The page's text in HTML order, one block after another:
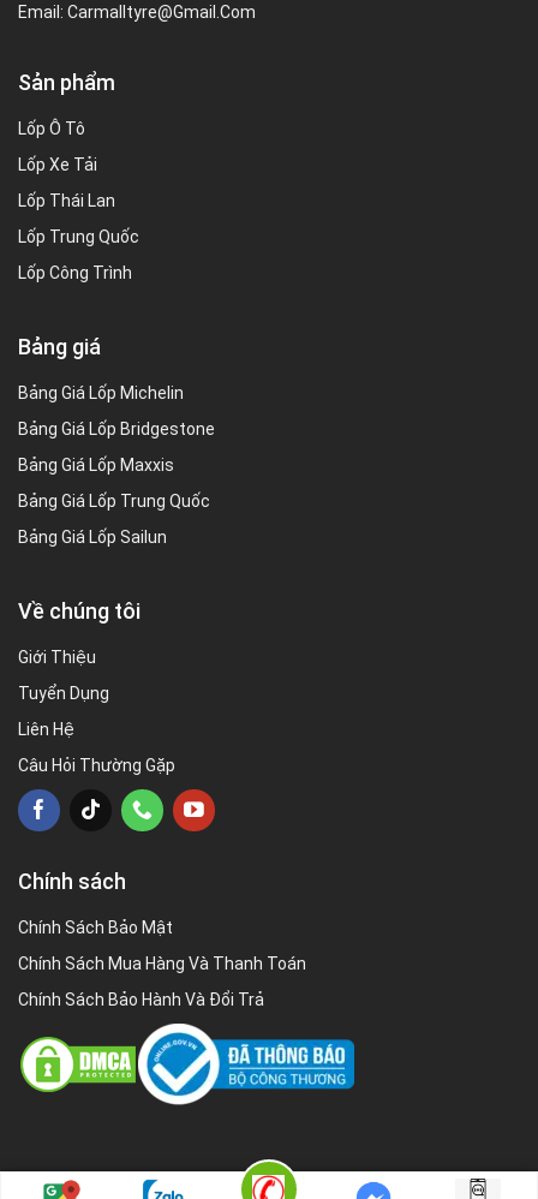
Email: Carmalltyre@gmail.com
Sản phẩm
Lốp Ô Tô
Lốp Xe Tải
Lốp Thái Lan
Lốp Trung Quốc
Lốp Công Trình
Bảng giá
Bảng Giá Lốp Michelin
Bảng Giá Lốp Bridgestone
Bảng Giá Lốp Maxxis
Bảng Giá Lốp Trung Quốc
Bảng Giá Lốp Sailun
Về chúng tôi
Giới Thiệu
Tuyển Dụng
Liên Hệ
Câu Hỏi Thường Gặp
Chính sách
Chính Sách Bảo Mật
Chính Sách Mua Hàng Và Thanh Toán
Chính Sách Bảo Hành Và Đổi Trả